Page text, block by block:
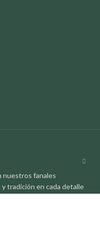
nuestros fanales
tradición en cada detalle